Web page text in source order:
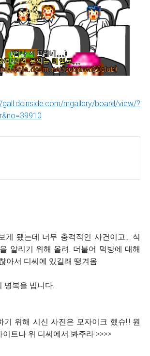
gall.dcinside.com/mgallery/board/view/?
게 됐는데 너무 충격적인 사건이고... 식
알리기 위해 올려. 더불어 먹방에 대해
아서 디씨에 있길래 땡겨옴.
명복을 빕니다.
기 위해 시신 사진은 모자이크 했슈!!! 원
트나 위 디씨에서 봐주라 >>>>